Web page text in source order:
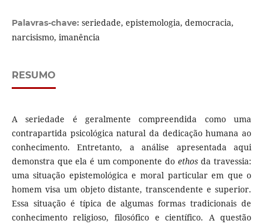
Palavras-chave: seriedade, epistemologia, democracia,
narcisismo, imanência
RESUMO
A seriedade é geralmente compreendida como uma
contrapartida psicológica natural da dedicação humana ao
conhecimento. Entretanto, a análise apresentada aqui
demonstra que ela é um componente do ethos da travessia:
uma situação epistemológica e moral particular em que o
homem visa um objeto distante, transcendente e superior.
Essa situação é típica de algumas formas tradicionais de
conhecimento religioso, filosófico e científico. A questão